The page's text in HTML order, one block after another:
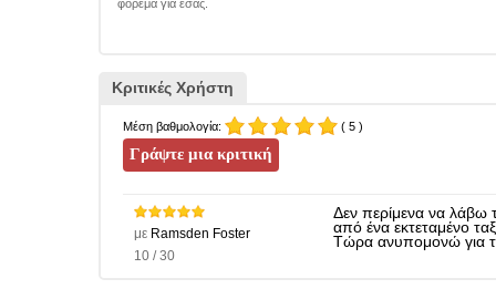
φόρεμα για εσάς.
Κριτικές Χρήστη
Μέση βαθμολογία: ( 5 )
με Ramsden Foster
10 / 30
Δεν περίμενα να λάβω
από ένα εκτεταμένο
Τώρα ανυπομονώ για